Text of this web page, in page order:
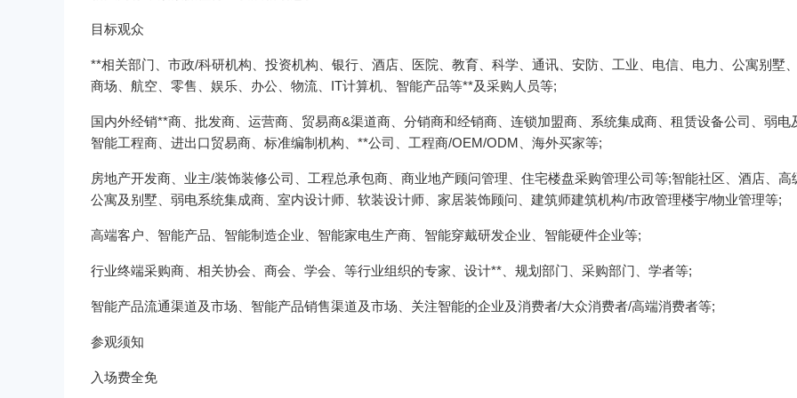
目标观众
**相关部门、市政/科研机构、投资机构、银行、酒店、医院、教育、科学、通讯、安防、工业、电信、电力、公寓别墅、
商场、航空、零售、娱乐、办公、物流、IT计算机、智能产品等**及采购人员等;
国内外经销**商、批发商、运营商、贸易商&渠道商、分销商和经销商、连锁加盟商、系统集成商、租赁设备公司、弱电
智能工程商、进出口贸易商、标准编制机构、**公司、工程商/OEM/ODM、海外买家等;
房地产开发商、业主/装饰装修公司、工程总承包商、商业地产顾问管理、住宅楼盘采购管理公司等;智能社区、酒店、高
公寓及别墅、弱电系统集成商、室内设计师、软装设计师、家居装饰顾问、建筑师建筑机构/市政管理楼宇/物业管理等;
高端客户、智能产品、智能制造企业、智能家电生产商、智能穿戴研发企业、智能硬件企业等;
行业终端采购商、相关协会、商会、学会、等行业组织的专家、设计**、规划部门、采购部门、学者等;
智能产品流通渠道及市场、智能产品销售渠道及市场、关注智能的企业及消费者/大众消费者/高端消费者等;
参观须知
入场费全免